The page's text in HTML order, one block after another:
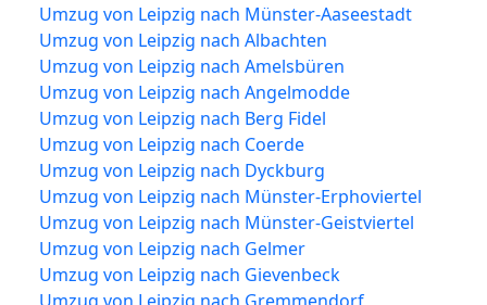
Umzug von Leipzig nach Münster-Aaseestadt
Umzug von Leipzig nach Albachten
Umzug von Leipzig nach Amelsbüren
Umzug von Leipzig nach Angelmodde
Umzug von Leipzig nach Berg Fidel
Umzug von Leipzig nach Coerde
Umzug von Leipzig nach Dyckburg
Umzug von Leipzig nach Münster-Erphoviertel
Umzug von Leipzig nach Münster-Geistviertel
Umzug von Leipzig nach Gelmer
Umzug von Leipzig nach Gievenbeck
Umzug von Leipzig nach Gremmendorf